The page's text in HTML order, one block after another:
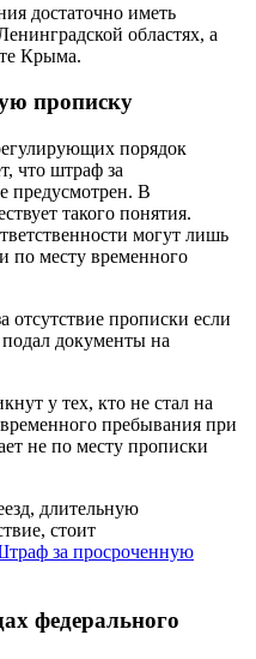
достаточно иметь
областях, а
Крыма.
прописку
порядок
что штраф за
предусмотрен. В
такого понятия.
могут лишь
по месту временного
отсутствие прописки если
документы на
у тех, кто не стал на
пребывания при
не по месту прописки
длительную
стоит
за просроченную
федерального